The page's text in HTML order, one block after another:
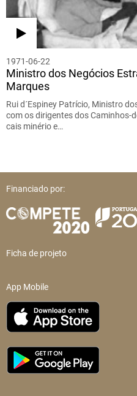
1971-06-22
Ministro dos Negócios
Marques
Rui d´Espiney Patrício, Ministro
com os dirigentes dos Caminhos-
cais minério e…
Financiado por:
Ficha de projeto
App Mobile